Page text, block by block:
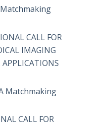
CALL FOR
IMAGING
Matchmaking
CALL FOR